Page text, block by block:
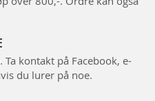
kontakt på Facebook, e-
du lurer på noe.